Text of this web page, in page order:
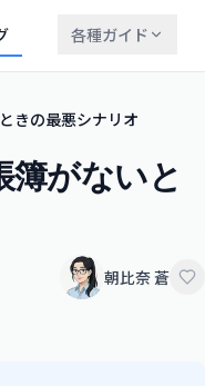
各種ガイド
きの最悪シナリオ
簿がないと
朝比奈 蒼